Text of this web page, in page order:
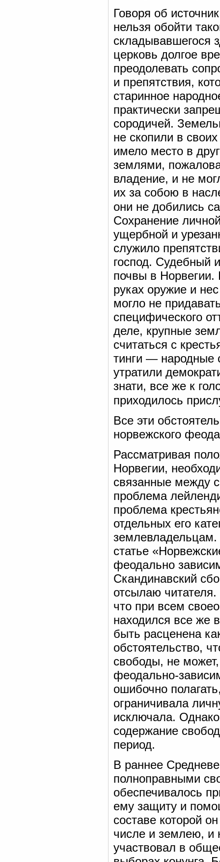
Говоря об
нельзя обойти
складывавшегося
церковь долгое
преодолевать
и препятствия,
старинное
практически
сородичей.
не скопили в
имело место в
землями,
владение, и не
их за собою в
они не добились
Сохранение
ущербной и
служило
господ. Судебный
почвы в Норвегии.
руках оружие и
могло не
специфического
деле, крупные
считаться с
тинги — народные
утратили
знати, все же к
приходилось
Все эти
норвежского
Рассматривая
Норвегии,
связанные между
проблема
проблема
отдельных его
землевладельцам.
статье
феодально
Скандинавский
отсылаю
что при всем
находился все же
быть расценена
обстоятельство,
свободы, не
феодально-
ошибочно
ограничивала
исключала.
содержание
период.
В раннее
полноправными
обеспечивалось
ему защиту и
составе которой
числе и землею, и
участвовал в